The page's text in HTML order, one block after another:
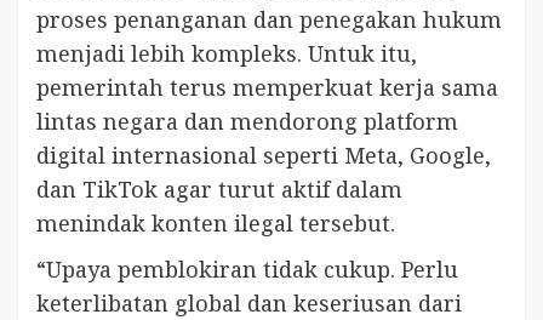
proses penanganan dan penegakan hukum
menjadi lebih kompleks. Untuk itu,
pemerintah terus memperkuat kerja sama
lintas negara dan mendorong platform
digital internasional seperti Meta, Google,
dan TikTok agar turut aktif dalam
menindak konten ilegal tersebut.
“Upaya pemblokiran tidak cukup. Perlu
keterlibatan global dan keseriusan dari